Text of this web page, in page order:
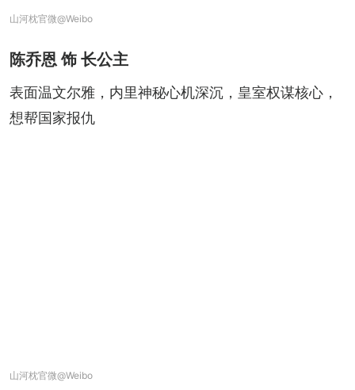
山河枕官微@Weibo
陈乔恩 饰 长公主
表面温文尔雅，内里神秘心机深沉，皇室权谋核心，
想帮国家报仇
山河枕官微@Weibo